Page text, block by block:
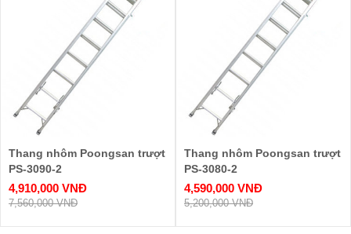
Thang nhôm Poongsan trượt
PS-3090-2
4,910,000 VNĐ
7,560,000 VNĐ
Thang nhôm Poongsan trượt
PS-3080-2
4,590,000 VNĐ
5,200,000 VNĐ